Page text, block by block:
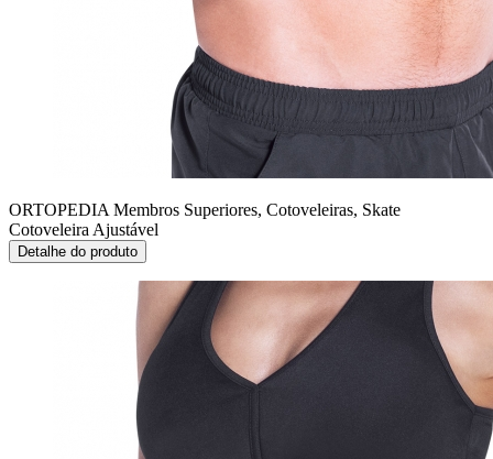
ORTOPEDIA Membros Superiores, Cotoveleiras, Skate
Cotoveleira Ajustável
Detalhe do produto